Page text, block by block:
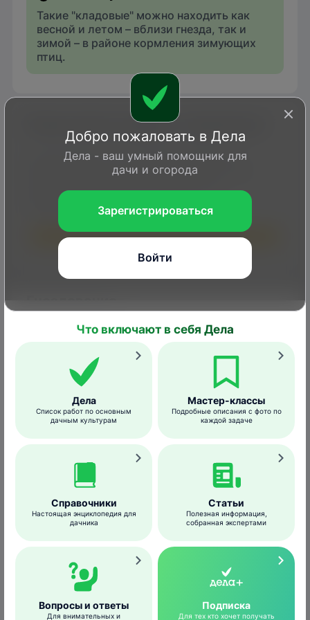
Такие "кладовые" можно находить как
весной и летом – вблизи гнезда, так и
зимой – в районе кормления зимующих
птиц.
Когда можно увидеть сорокопута
В зависимости от климата региона, в
разных частях России может быть как
перелетной, так и кочующей или
зимующей птицей.
2 3 4 5 6 7 8 9 10 11
Didier Descouens
/wikimedia.org
Пары птиц занимают гнездовые участки
примерно в апреле.
Добро пожаловать в Дела
Дела - ваш умный помощник для
дачи и огорода
Зарегистрироваться
Войти
Что включают в себя Дела
Дела
Список работ по основным
дачным культурам
Мастер-классы
Подробные описания с фото по
каждой задаче
Справочники
Настоящая энциклопедия для
дачника
Статьи
Полезная информация,
собранная экспертами
Вопросы и ответы
Для внимательных и
Подписка
Для тех кто хочет получать